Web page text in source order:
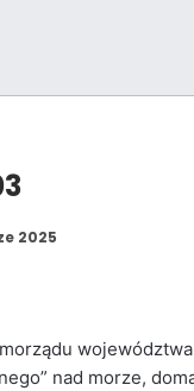
2025
nad morze,